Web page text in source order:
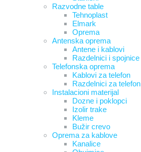
Razvodne table
Tehnoplast
Elmark
Oprema
Antenska oprema
Antene i kablovi
Razdelnici i spojnice
Telefonska oprema
Kablovi za telefon
Razdelnici za telefon
Instalacioni materijal
Dozne i poklopci
Izolir trake
Kleme
Bužir crevo
Oprema za kablove
Kanalice